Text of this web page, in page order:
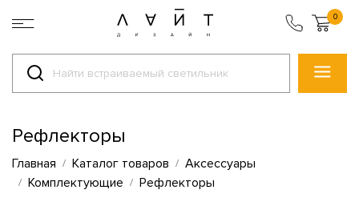
0
Рефлекторы
Главная Каталог товаров
Аксессуары
Комплектующие
Рефлекторы